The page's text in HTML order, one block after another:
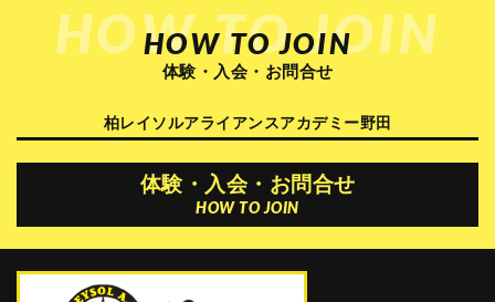
HOW TO JOIN
HOW TO JOIN
体験・入会・お問合せ
柏レイソルアライアンスアカデミー野田
体験・入会・お問合せ
HOW TO JOIN